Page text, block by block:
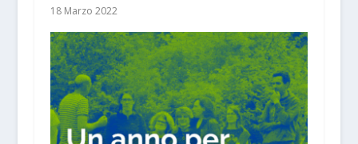
18 Marzo 2022